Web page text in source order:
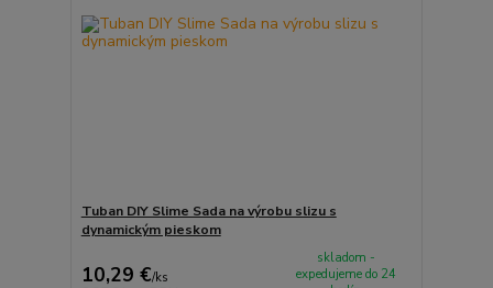
Tuban DIY Slime Sada na výrobu slizu s
dynamickým pieskom
10,29 €/ks
skladom -
expedujeme do 24